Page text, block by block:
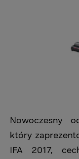
Nowoczesny
który
IFA 2017,